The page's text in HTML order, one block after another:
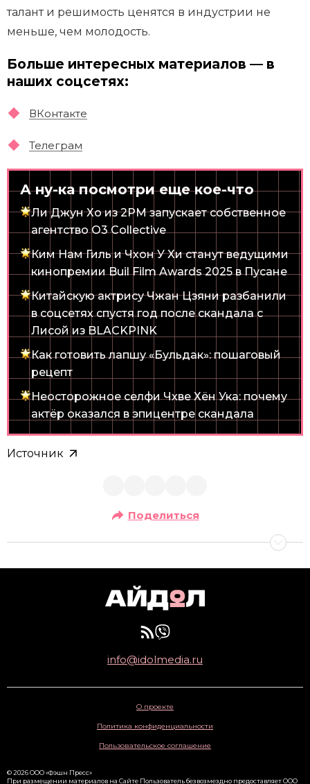
талант и решимость ценятся в индустрии не
меньше, чем молодость.
Больше интересных материалов — в
наших соцсетях:
ВКонтакте
Телеграм
А ну-ка посмотри еще кое-что
Ли Джун Хо из 2PM запускает собственное
агентство O3 Collective
Ким Нам Гиль и Чхон У Хи станут ведущими
кинопремии Buil Film Awards 2025 в Пусане
Китайскую актрису Чжан Цзяни разбанили
в соцсетях спустя год после скандала с
Лисой из BLACKPINK
Как готовить лапшу «Бульдак»: пошаговый
рецепт
Неосторожное селфи Чхве Хён Ука: почему
актёр оказался в эпицентре скандала
Источник
Поделиться
info@idolmedia.ru
О проекте
Политика конфиденциальности
Пользовательское соглашение
© 2026 ООО «Фэшн Пресс»
При размещении материалов на Сайте Пользователь безвозмездно предоставляет ООО